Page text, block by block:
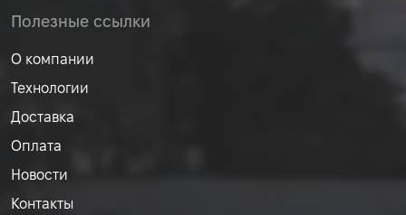
Полезные ссылки
О компании
Технологии
Доставка
Оплата
Новости
Контакты